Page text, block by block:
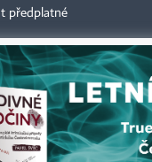
předplatné